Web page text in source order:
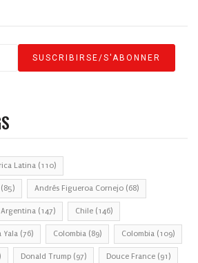
Latina (110)
(85) Andrés Figueroa Cornejo (68)
Argentina (147) Chile (146)
Yala (76) Colombia (89) Colombia (109)
Donald Trump (97) Douce France (91)